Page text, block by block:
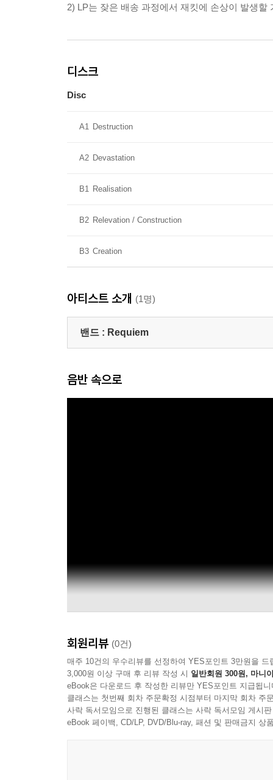
2) LP는 잦은 배송 과정에서 재킷에 손상이 발생
디스크
Disc
A1 Destruction
A2 Devastation
B1 Realisation
B2 Relevation / Construction
B3 Creation
아티스트 소개 (1명)
밴드 : Requiem
음반 속으로
회원리뷰 (0건)
매주 10건의 우수리뷰를 선정하여 YES포인트 3만원을 드
3,000원 이상 구매 후 리뷰 작성 시 일반회원 300원, 마니
eBook은 다운로드 후 작성한 리뷰만 YES포인트 지급됩니
클래스는 첫번째 회차 주문확정 시점부터 마지막 회차 주
사락 독서모임으로 진행된 클래스는 사락 독서모임 게시
eBook 페이백, CD/LP, DVD/Blu-ray, 패션 및 판매금지 상